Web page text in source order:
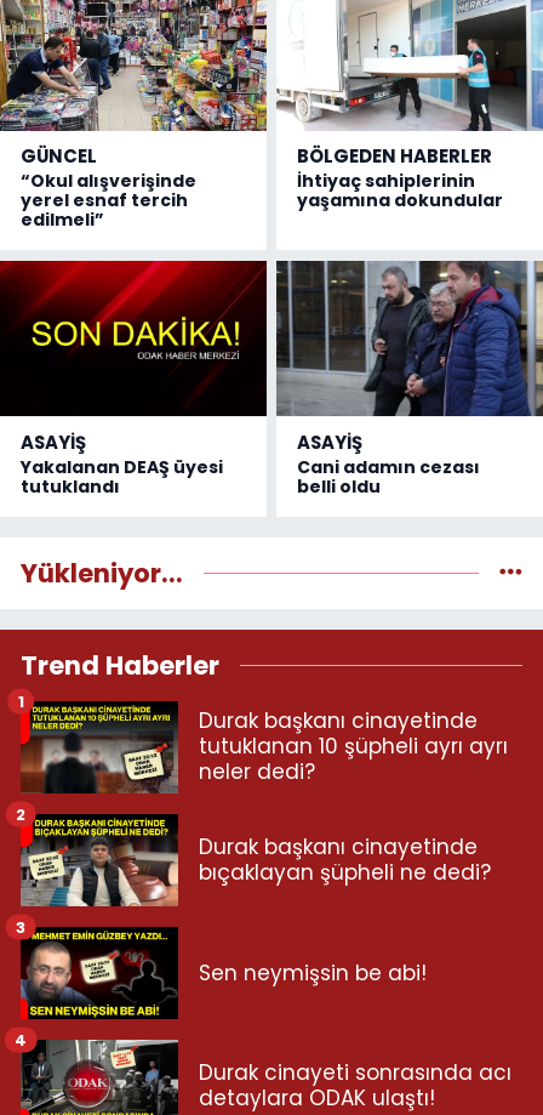
GÜNCEL
“Okul alışverişinde
yerel esnaf tercih
edilmeli”
BÖLGEDEN HABERLER
İhtiyaç sahiplerinin
yaşamına dokundular
ASAYİŞ
Yakalanan DEAŞ üyesi
tutuklandı
ASAYİŞ
Cani adamın cezası
belli oldu
Yükleniyor...
Trend Haberler
Durak başkanı cinayetinde
tutuklanan 10 şüpheli ayrı ayrı
neler dedi?
1
Durak başkanı cinayetinde
bıçaklayan şüpheli ne dedi?
2
Sen neymişsin be abi!
3
Durak cinayeti sonrasında acı
detaylara ODAK ulaştı!
4